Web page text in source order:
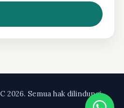
2026. Semua hak dilindungi.